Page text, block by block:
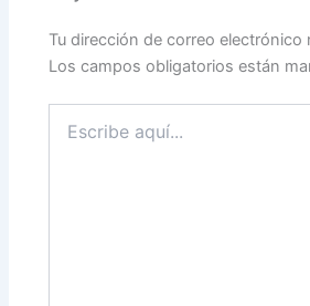
Tu dirección de correo electrónico
Los campos obligatorios están
aquí...